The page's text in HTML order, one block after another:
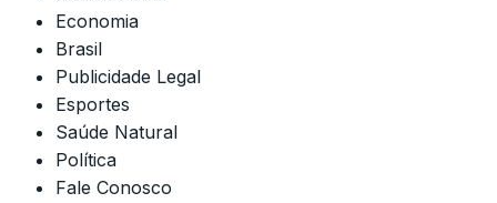
Economia
Brasil
Publicidade Legal
Esportes
Saúde Natural
Política
Fale Conosco